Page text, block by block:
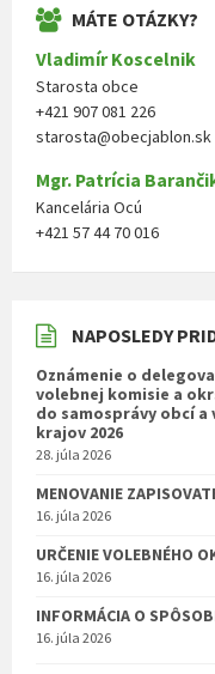
MÁTE OTÁZKY?
Vladimír Koscelnik
Starosta obce
+421 907 081 226
starosta@obecjablon.sk
Mgr. Patrícia
Kancelária Ocú
+421 57 44 70 016
NAPOSLEDY
Oznámenie o
volebnej komisie a
do samosprávy obcí
krajov 2026
28. júla 2026
MENOVANIE
16. júla 2026
URČENIE VOLEBNÉHO
16. júla 2026
INFORMÁCIA O
16. júla 2026